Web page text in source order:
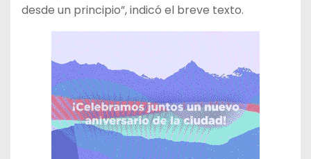
desde un principio”, indicó el breve texto.